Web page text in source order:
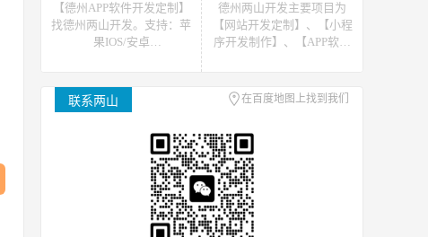
【德州APP软件开发定制】
找德州两山开发。支持：苹
果IOS/安卓
APP、API开发、H5单页等
移动终端软件开发产品定
德州两山开发主要项目为
【网站开发定制】、【小程
序开发制作】、【APP软件
发技术支援，可接如上相关
类数据、开发、运维、托管
联系两山 在百度地图上找到我们